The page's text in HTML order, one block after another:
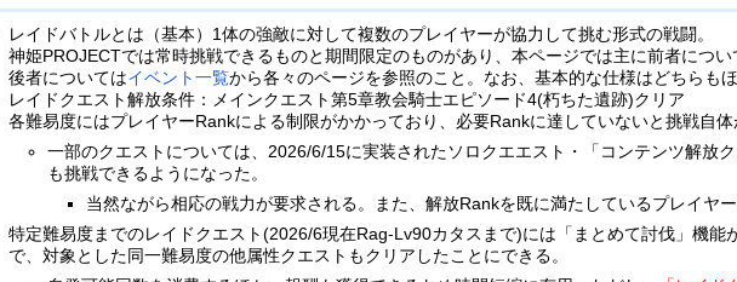
レイドバトルとは（基本）1体の強敵に対して複数のプレイヤーが協力して挑む形式の戦闘。
神姫PROJECTでは常時挑戦できるものと期間限定のものがあり、本ページでは主に前者につい
後者についてはイベント一覧から各々のページを参照のこと。なお、基本的な仕様はどちらもほ
レイドクエスト解放条件：メインクエスト第5章教会騎士エピソード4(朽ちた遺跡)クリア
各難易度にはプレイヤーRankによる制限がかかっており、必要Rankに達していないと挑戦自体
一部のクエストについては、2026/6/15に実装されたソロクエエスト・「コンテンツ解放
も挑戦できるようになった。
当然ながら相応の戦力が要求される。また、解放Rankを既に満たしているプレイヤ
特定難易度までのレイドクエスト(2026/6現在Rag-Lv90カタスまで)には「まとめて討伐」機能
で、対象とした同一難易度の他属性クエストもクリアしたことにできる。